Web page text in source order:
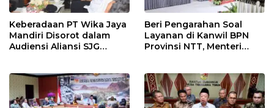
Keberadaan PT Wika Jaya
Mandiri Disorot dalam
Audiensi Aliansi SJG
Beri Pengarahan Soal
Layanan di Kanwil BPN
Provinsi NTT, Menteri